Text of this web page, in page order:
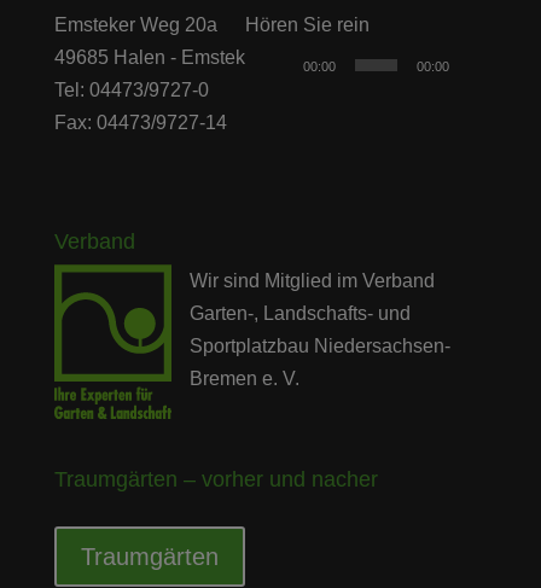
Emsteker Weg 20a
49685 Halen - Emstek
Tel: 04473/9727-0
Fax: 04473/9727-14
Hören Sie reinAudio-
Player
00:00 00:00
Verband
Wir sind Mitglied im Verband
Garten-, Landschafts- und
Sportplatzbau Niedersachsen-
Bremen e. V.
Traumgärten – vorher und nacher
Traumgärten